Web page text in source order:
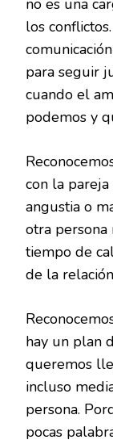
no es una
los
para seguir
cuando el
podemos y
con la
angustia o
otra persona
tiempo de
de la
hay un plan
queremos
incluso
persona.
pocas